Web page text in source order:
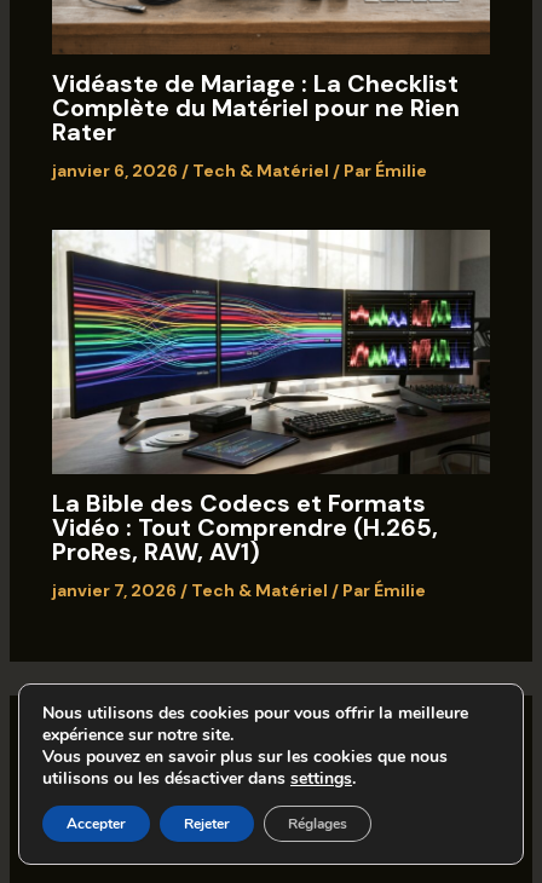
Vidéaste de Mariage : La Checklist
Complète du Matériel pour ne Rien
Rater
janvier 6, 2026 / Tech & Matériel / Par Émilie
La Bible des Codecs et Formats
Vidéo : Tout Comprendre (H.265,
ProRes, RAW, AV1)
janvier 7, 2026 / Tech & Matériel / Par Émilie
Laisser un commentaire
Votre adresse e-mail ne sera pas publiée.
obligatoires sont indiqués avec*
Nous utilisons des cookies pour vous offrir la meilleure
expérience sur notre site.
Vous pouvez en savoir plus sur les cookies que nous
utilisons ou les désactiver dans settings.
Accepter Rejeter Réglages